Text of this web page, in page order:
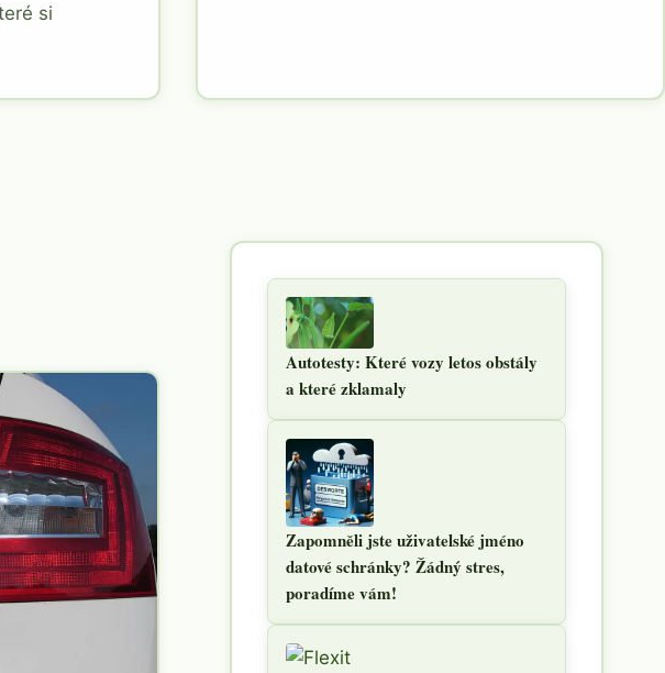
si
Autotesty: Které vozy letos obstály
a které zklamaly
Zapomněli jste uživatelské jméno
datové schránky? Žádný stres,
poradíme vám!